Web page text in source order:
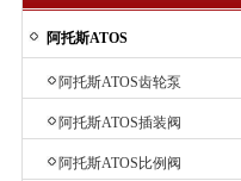
阿托斯ATOS
阿托斯ATOS齿轮泵
阿托斯ATOS插装阀
阿托斯ATOS比例阀